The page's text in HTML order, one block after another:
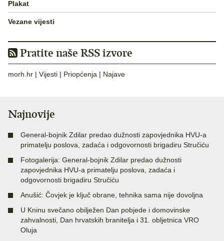
Plakat
Vezane vijesti
Pratite naše RSS izvore
morh.hr | Vijesti | Priopćenja | Najave
Najnovije
General-bojnik Zdilar predao dužnosti zapovjednika HVU-a
primatelju poslova, zadaća i odgovornosti brigadiru Stručiću
Fotogalerija: General-bojnik Zdilar predao dužnosti
zapovjednika HVU-a primatelju poslova, zadaća i
odgovornosti brigadiru Stručiću
Anušić: Čovjek je ključ obrane, tehnika sama nije dovoljna
U Kninu svečano obilježen Dan pobjede i domovinske
zahvalnosti, Dan hrvatskih branitelja i 31. obljetnica VRO
Oluja